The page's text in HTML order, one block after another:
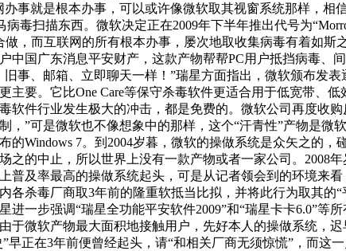
事就是根本办事，可以或许像微软取其视窗系统那样，
病毒扫描东西。微软决定正在2009年下半年推出代号为
做，而互联网的所有根本办事，屡次地取收集病毒有着如
中国广东消息平安财产，这款产物帮帮PC用户抵挡病毒
事、邮箱、立即聊天一样！”瑞星方面指出，微软颁布发
主要。它比One Care等保守杀毒软件更适合用于低宽带、
软件行业发生极大的冲击，都是免费的。微软公司再度收
，”可是微软也不像想象中的那样，这个“汗青性”产物是微
的Windows 7。到2004岁暮，微软的操做系统是众矢之的
之的中止，所以世界上没有一款产物或者一家公司。2008
普及率最高的操做系统起头，可是从记者领会到的环境来
各杀毒厂商取3年前的隆重软抵当比拟，并将此行为取其的
进一步强调“瑞星全功能平安软件2009”和“瑞星卡卡6.0”
于微软产物最大面积地接触用户，先好本人的操做系统，
早正在3年前便曾经起头，请“和相关厂商无须惊慌”，而